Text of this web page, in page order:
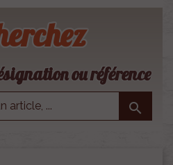
ou référence
